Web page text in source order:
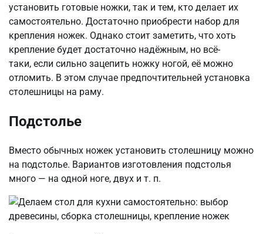
установить готовые ножки, так и тем, кто делает их
самостоятельно. Достаточно приобрести набор для
крепления ножек. Однако стоит заметить, что хоть
крепление будет достаточно надёжным, но всё-
таки, если сильно зацепить ножку ногой, её можно
отломить. В этом случае предпочтительней установка
столешницы на раму.
Подстолье
Вместо обычных ножек установить столешницу можно
на подстолье. Вариантов изготовления подстолья
много — на одной ноге, двух и т. п.